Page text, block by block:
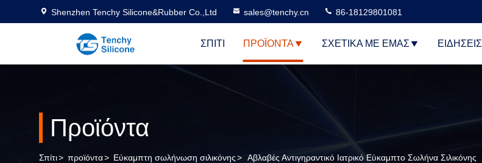
Shenzhen Tenchy Silicone&Rubber Co.,Ltd sales@tenchy.cn 86-18129801081
ΣΠΊΤΙ ΠΡΟΪΌΝΤΑ ΣΧΕΤΙΚΆ ΜΕ ΕΜΆΣ ΕΙΔΉΣΕΙΣ
Προϊόντα
Σπίτι> προϊόντα> Εύκαμπτη σωλήνωση σιλικόνης> Αβλαβές Αντιγηραντικό Ιατρικό Εύκαμπτο Σωλήνα Σιλικόνης